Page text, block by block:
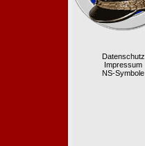
Datenschutz
Impressum
NS-Symbole